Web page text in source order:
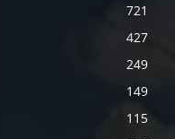
721
427
249
149
115